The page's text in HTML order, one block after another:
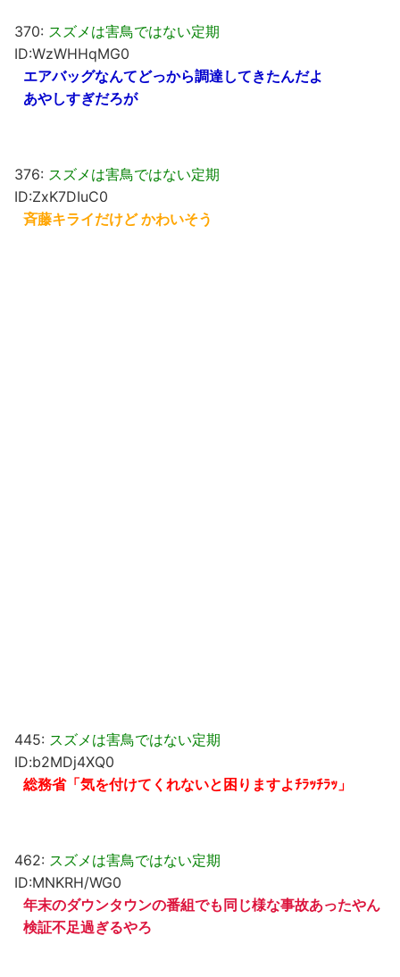
370: スズメは害鳥ではない定期
ID:WzWHHqMG0
エアバッグなんてどっから調達してきたんだよ
あやしすぎだろが
376: スズメは害鳥ではない定期
ID:ZxK7DIuC0
斉藤キライだけど かわいそう
445: スズメは害鳥ではない定期
ID:b2MDj4XQ0
総務省「気を付けてくれないと困りますよﾁﾗｯﾁﾗｯ」
462: スズメは害鳥ではない定期
ID:MNKRH/WG0
年末のダウンタウンの番組でも同じ様な事故あったやん
検証不足過ぎるやろ